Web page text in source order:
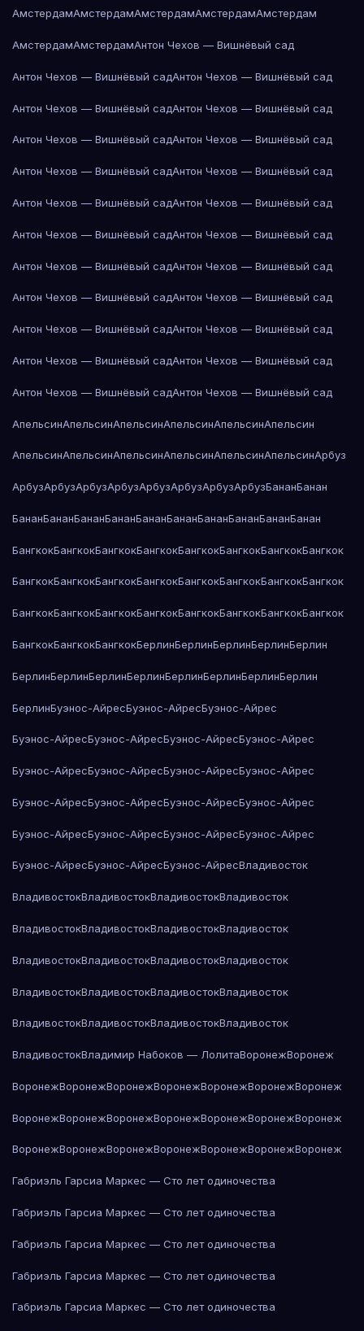
АмстердамАмстердамАмстердамАмстердамАмстердам
АмстердамАмстердамАнтон Чехов — Вишнёвый сад
Антон Чехов — Вишнёвый садАнтон Чехов — Вишнёвый сад
Антон Чехов — Вишнёвый садАнтон Чехов — Вишнёвый сад
Антон Чехов — Вишнёвый садАнтон Чехов — Вишнёвый сад
Антон Чехов — Вишнёвый садАнтон Чехов — Вишнёвый сад
Антон Чехов — Вишнёвый садАнтон Чехов — Вишнёвый сад
Антон Чехов — Вишнёвый садАнтон Чехов — Вишнёвый сад
Антон Чехов — Вишнёвый садАнтон Чехов — Вишнёвый сад
Антон Чехов — Вишнёвый садАнтон Чехов — Вишнёвый сад
Антон Чехов — Вишнёвый садАнтон Чехов — Вишнёвый сад
Антон Чехов — Вишнёвый садАнтон Чехов — Вишнёвый сад
Антон Чехов — Вишнёвый садАнтон Чехов — Вишнёвый сад
АпельсинАпельсинАпельсинАпельсинАпельсинАпельсин
АпельсинАпельсинАпельсинАпельсинАпельсинАпельсинАрбуз
АрбузАрбузАрбузАрбузАрбузАрбузАрбузАрбузБананБанан
БананБананБананБананБананБананБананБананБананБанан
БангкокБангкокБангкокБангкокБангкокБангкокБангкокБангкок
БангкокБангкокБангкокБангкокБангкокБангкокБангкокБангкок
БангкокБангкокБангкокБангкокБангкокБангкокБангкокБангкок
БангкокБангкокБангкокБерлинБерлинБерлинБерлинБерлин
БерлинБерлинБерлинБерлинБерлинБерлинБерлинБерлин
БерлинБуэнос-АйресБуэнос-АйресБуэнос-Айрес
Буэнос-АйресБуэнос-АйресБуэнос-АйресБуэнос-Айрес
Буэнос-АйресБуэнос-АйресБуэнос-АйресБуэнос-Айрес
Буэнос-АйресБуэнос-АйресБуэнос-АйресБуэнос-Айрес
Буэнос-АйресБуэнос-АйресБуэнос-АйресБуэнос-Айрес
Буэнос-АйресБуэнос-АйресБуэнос-АйресВладивосток
ВладивостокВладивостокВладивостокВладивосток
ВладивостокВладивостокВладивостокВладивосток
ВладивостокВладивостокВладивостокВладивосток
ВладивостокВладивостокВладивостокВладивосток
ВладивостокВладивостокВладивостокВладивосток
ВладивостокВладимир Набоков — ЛолитаВоронежВоронеж
ВоронежВоронежВоронежВоронежВоронежВоронежВоронеж
ВоронежВоронежВоронежВоронежВоронежВоронежВоронеж
ВоронежВоронежВоронежВоронежВоронежВоронежВоронеж
Габриэль Гарсиа Маркес — Сто лет одиночества
Габриэль Гарсиа Маркес — Сто лет одиночества
Габриэль Гарсиа Маркес — Сто лет одиночества
Габриэль Гарсиа Маркес — Сто лет одиночества
Габриэль Гарсиа Маркес — Сто лет одиночества